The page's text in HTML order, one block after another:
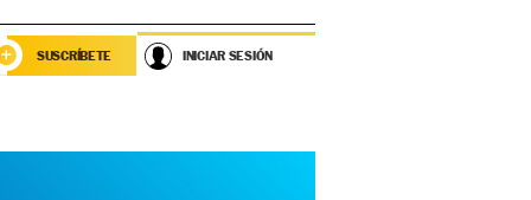
SUSCRÍBETE INICIAR SESIÓN